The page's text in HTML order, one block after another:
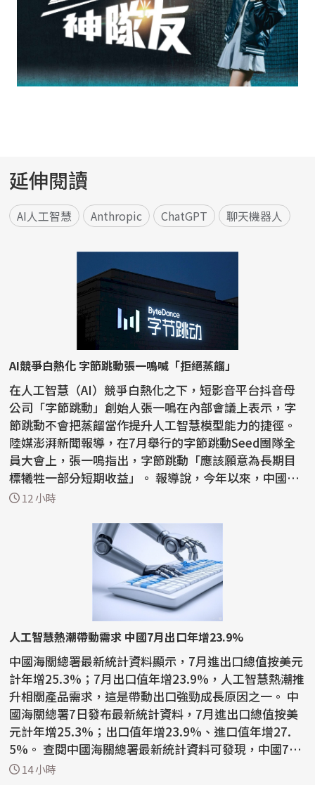
延伸閱讀
AI人工智慧 Anthropic ChatGPT 聊天機器人
AI競爭白熱化 字節跳動張一鳴喊「拒絕蒸餾」
在人工智慧（AI）競爭白熱化之下，短影音平台抖音母
公司「字節跳動」創始人張一鳴在內部會議上表示，字
節跳動不會把蒸餾當作提升人工智慧模型能力的捷徑。
陸媒澎湃新聞報導，在7月舉行的字節跳動Seed團隊全
員大會上，張一鳴指出，字節跳動「應該願意為長期目
標犧牲一部分短期收益」。 報導說，今年以來，中國國
內AI...
12 小時
人工智慧熱潮帶動需求 中國7月出口年增23.9%
中國海關總署最新統計資料顯示，7月進出口總值按美元
計年增25.3%；7月出口值年增23.9%，人工智慧熱潮推
升相關產品需求，這是帶動出口強勁成長原因之一。 中
國海關總署7日發布最新統計資料，7月進出口總值按美
元計年增25.3%；出口值年增23.9%、進口值年增27.
5%。 查閱中國海關總署最新統計資料可發現，中國7月
積體電路...
14 小時